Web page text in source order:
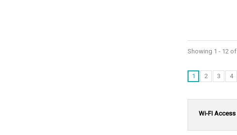
Showing 1 - 12
1 2 3 4
Wi-FI Access